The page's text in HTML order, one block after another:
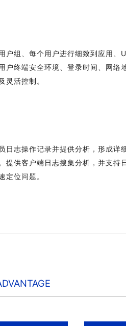
户组、每个用户进行细致到应用、
户终端安全环境、登录时间、网络
灵活控制。
日志操作记录并提供分析，形成详
提供客户端日志搜集分析，并支持
定位问题。